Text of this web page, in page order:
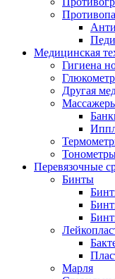
Медицинская
Гигиена
Другая
Перевязочные
Бинты
Марля